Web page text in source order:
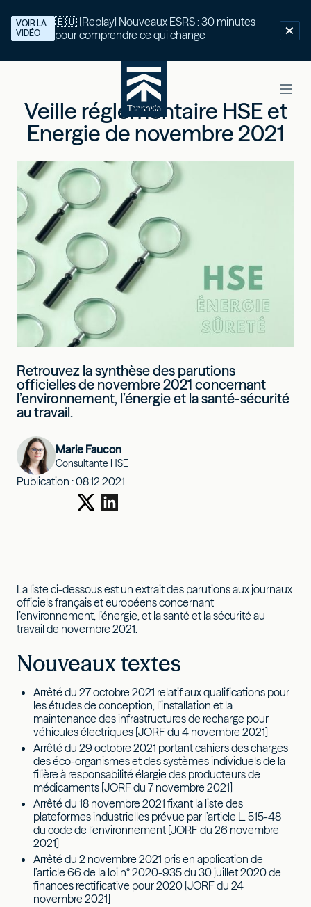
🇪🇺 [Replay] Nouveaux ESRS : 30 minutes
pour comprendre ce qui change
VOIR LA
VIDÉO
Veille réglementaire HSE et
Energie de novembre 2021
Retrouvez la synthèse des parutions
officielles de novembre 2021 concernant
l’environnement, l’énergie et la santé-sécurité
au travail.
Marie Faucon
Consultante HSE
Publication :08.12.2021
La liste ci-dessous est un extrait des parutions aux journaux
officiels français et européens concernant
l’environnement, l’énergie, et la santé et la sécurité au
travail de novembre 2021.
Nouveaux textes
Arrêté du 27 octobre 2021 relatif aux qualifications pour
les études de conception, l’installation et la
maintenance des infrastructures de recharge pour
véhicules électriques [JORF du 4 novembre 2021]
Arrêté du 29 octobre 2021 portant cahiers des charges
des éco-organismes et des systèmes individuels de la
filière à responsabilité élargie des producteurs de
médicaments [JORF du 7 novembre 2021]
Arrêté du 18 novembre 2021 fixant la liste des
plateformes industrielles prévue par l’article L. 515-48
du code de l’environnement [JORF du 26 novembre
2021]
Arrêté du 2 novembre 2021 pris en application de
l’article 66 de la loi n° 2020-935 du 30 juillet 2020 de
finances rectificative pour 2020 [JORF du 24
novembre 2021]